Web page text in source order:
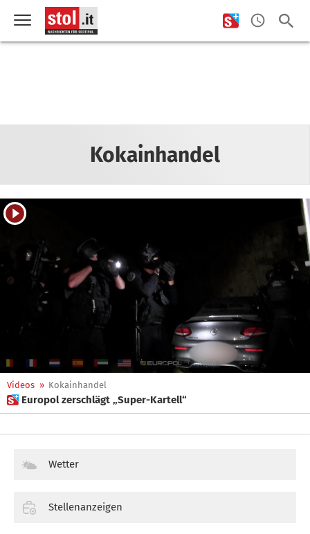
Kokainhandel
Videos » Kokainhandel
 Europol zerschlägt „Super-Kartell“
Wetter
Stellenanzeigen